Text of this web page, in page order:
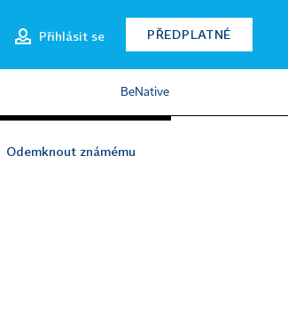
Přihlásit se PŘEDPLATNÉ
BeNative
Odemknout známému